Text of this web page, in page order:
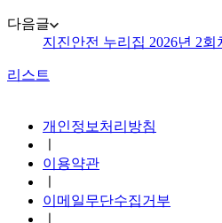
다음글
지진안전 누리집 2026년 2
리스트
개인정보처리방침
이용약관
이메일무단수집거부